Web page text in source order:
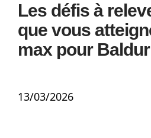
Les défis à
que vous
max pour
13/03/2026